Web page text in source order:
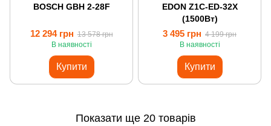
BOSCH GBH 2-28F
12 294 грн 13 578 грн
В наявності
Купити
EDON Z1C-ED-32X
(1500Вт)
3 495 грн 4 199 грн
В наявності
Купити
Показати ще 20 товарів